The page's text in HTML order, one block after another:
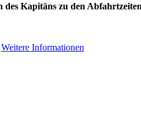
Kapitäns zu den
Weitere Informationen